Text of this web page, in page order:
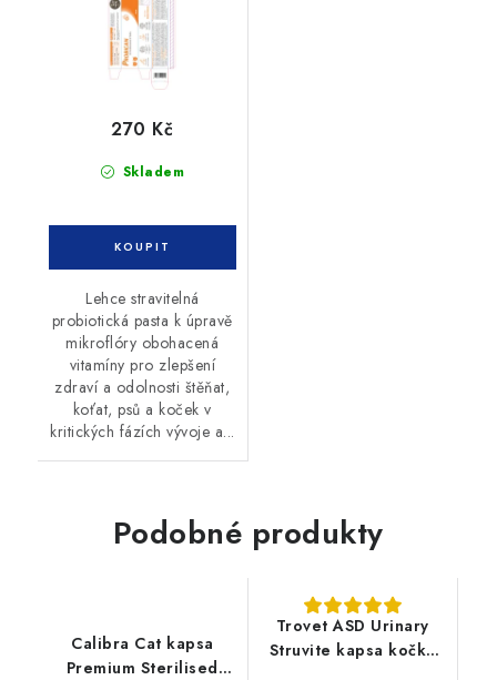
Skladem
270 Kč
Lehce stravitelná
probiotická pasta k úpravě
mikroflóry obohacená
vitamíny pro zlepšení
zdraví a odolnosti štěňat,
koťat, psů a koček v
kritických fázích vývoje a...
Podobné produkty
Calibra Cat kapsa
Premium Sterilised
Trovet ASD Urinary
Struvite kapsa kočka